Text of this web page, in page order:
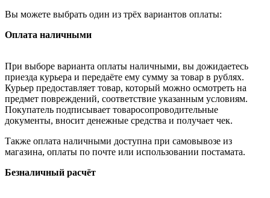
Вы можете выбрать один из трёх вариантов оплаты:
Оплата наличными
При выборе варианта оплаты наличными, вы дожидаетесь
приезда курьера и передаёте ему сумму за товар в рублях.
Курьер предоставляет товар, который можно осмотреть на
предмет повреждений, соответствие указанным условиям.
Покупатель подписывает товаросопроводительные
документы, вносит денежные средства и получает чек.
Также оплата наличными доступна при самовывозе из
магазина, оплаты по почте или использовании постамата.
Безналичный расчёт